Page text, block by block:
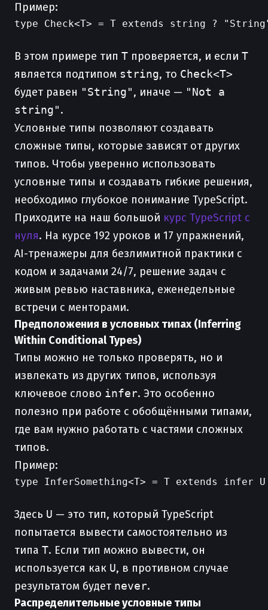
Пример:
type Check<T> = T extends string ?
В этом примере тип T проверяется, и если T
является подтипом string, то Check<T>
будет равен "String", иначе — "Not a
string".
Условные типы позволяют создавать
сложные типы, которые зависят от других
типов. Чтобы уверенно использовать
условные типы и создавать гибкие решения,
необходимо глубокое понимание TypeScript.
Приходите на наш большой курс TypeScript с
нуля. На курсе 192 уроков и 17 упражнений,
AI-тренажеры для безлимитной практики с
кодом и задачами 24/7, решение задач с
живым ревью наставника, еженедельные
встречи с менторами.
Предположения в условных типах (Inferring
Within Conditional Types)
Типы можно не только проверять, но и
извлекать из других типов, используя
ключевое слово infer. Это особенно
полезно при работе с обобщёнными типами,
где вам нужно работать с частями сложных
типов.
Пример:
type InferSomething<T> = T extends infer
Здесь U — это тип, который TypeScript
попытается вывести самостоятельно из
типа T. Если тип можно вывести, он
используется как U, в противном случае
результатом будет never.
Распределительные условные типы